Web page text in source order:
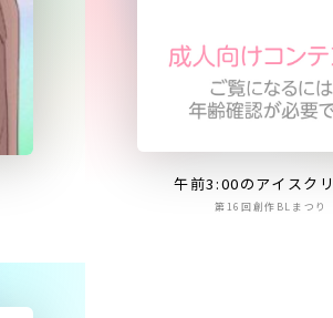
午前3:00のアイスク
第16回創作BLまつり